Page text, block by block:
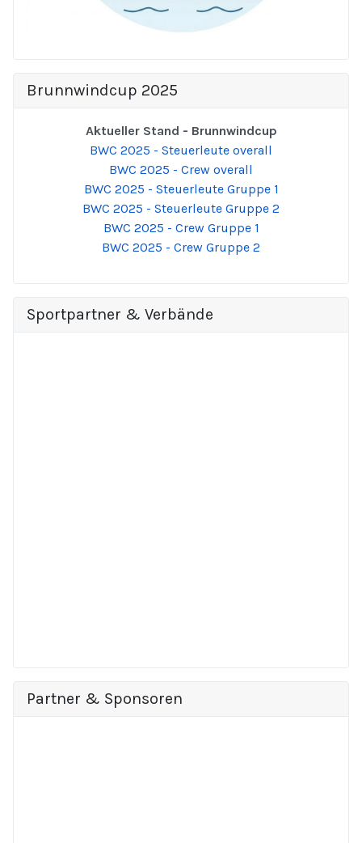
Brunnwindcup 2025
Aktueller Stand - Brunnwindcup
BWC 2025 - Steuerleute overall
BWC 2025 - Crew overall
BWC 2025 - Steuerleute Gruppe 1
BWC 2025 - Steuerleute Gruppe 2
BWC 2025 - Crew Gruppe 1
BWC 2025 - Crew Gruppe 2
Sportpartner & Verbände
Partner & Sponsoren